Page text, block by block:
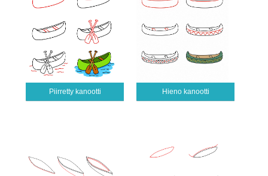
Piirretty kanootti Hieno kanootti